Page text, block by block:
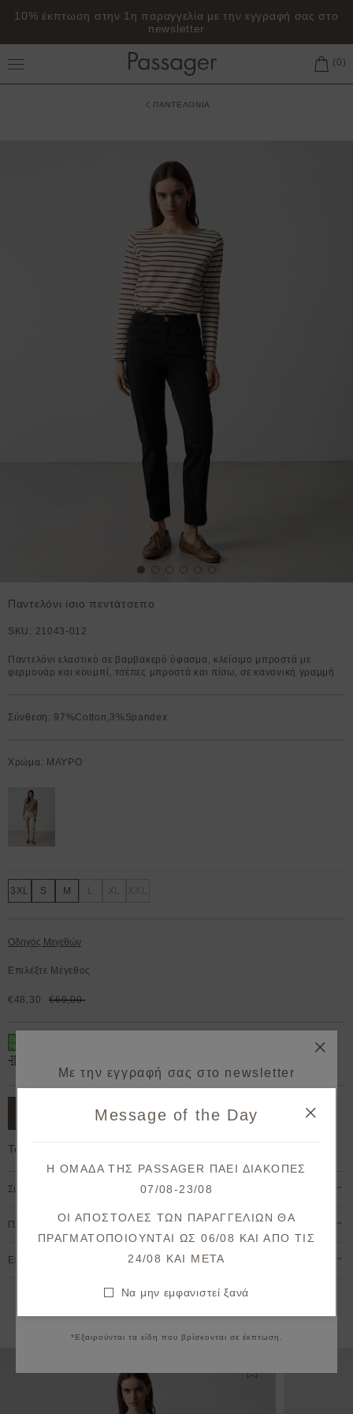
10% έκπτωση στην 1η παραγγελία με την εγγραφή σας στο
newsletter
Toggle Main Menu
ΠΑΝΤΕΛΟΝΙΑ
Παντελόνι ίσιο πεντάτσεπο
SKU: 21043-012
Παντελόνι ελαστικό σε βαμβακερό ύφασμα, κλείσιμο μπροστά με
φερμουάρ και κουμπί, τσέπες μπροστά και πίσω, σε κανονική γραμμή
Σύνθεση: 97%Cotton,3%Spandex
Χρώμα: ΜΑΥΡΟ
3XL S M
Οδηγός Μεγεθών
Επιλέξτε Μέγεθος
€48,30 €69,00
ΠΡΟΣΘΗΚΗ ΣΤΟ ΚΑΛΑΘΙ
Το μοντέλο έχει ύψος 1,78cm και φοράει S
Σύνθεση & Φροντίδα
Πληρωμή & Αποστολή
Επιστροφές & Ακυρώσεις
Εναλλακτικές προτάσεις
Με την εγγραφή σας στο newsletter
στην πρώτη σας παραγγελία!
παραλαβές & μοναδικές προσφορές.
Συμφωνώ με τους όρους και προϋποθέσεις
*Εξαιρούνται τα είδη που βρίσκονται σε έκπτωση.
Message of the Day
Η ΟΜΑΔΑ ΤΗΣ PASSAGER ΠΑΕΙ ΔΙΑΚΟΠΕΣ
07/08-23/08
ΟΙ ΑΠΟΣΤΟΛΕΣ ΤΩΝ ΠΑΡΑΓΓΕΛΙΩΝ ΘΑ
ΠΡΑΓΜΑΤΟΠΟΙΟΥΝΤΑΙ ΩΣ 06/08 ΚΑΙ ΑΠΟ ΤΙΣ
24/08 KAI META
Να μην εμφανιστεί ξανά